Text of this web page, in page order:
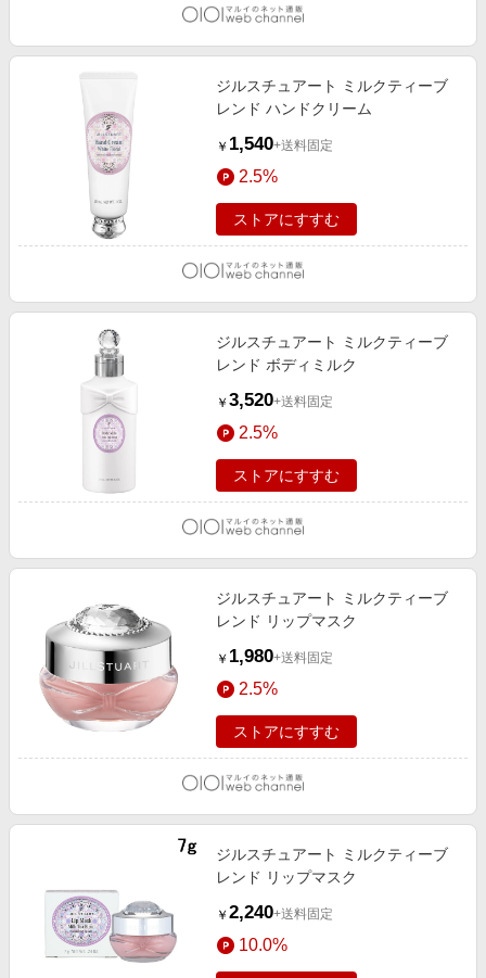
ジルスチュアート ミルクティーブ
レンド ハンドクリーム
￥ 1,540+送料固定
2.5%
ストアにすすむ
ジルスチュアート ミルクティーブ
レンド ボディミルク
￥ 3,520+送料固定
2.5%
ストアにすすむ
ジルスチュアート ミルクティーブ
レンド リップマスク
￥ 1,980+送料固定
2.5%
ストアにすすむ
ジルスチュアート ミルクティーブ
レンド リップマスク
￥ 2,240+送料固定
10.0%